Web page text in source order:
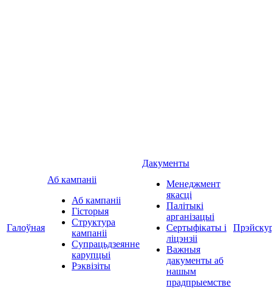
Галоўная
Аб кампаніі
Аб кампаніі
Гісторыя
Структура
кампаніі
Супрацьдзеянне
карупцыі
Рэквізіты
Дакументы
Менеджмент
якасці
Палітыкі
арганізацыі
Сертыфікаты і
ліцэнзіі
Важныя
дакументы аб
нашым
прадпрыемстве